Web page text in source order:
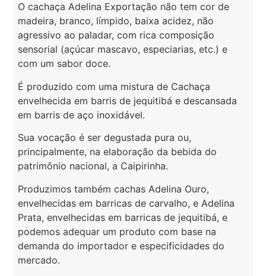
O cachaça Adelina Exportação não tem cor de
madeira, branco, límpido, baixa acidez, não
agressivo ao paladar, com rica composição
sensorial (açúcar mascavo, especiarias, etc.) e
com um sabor doce.
É produzido com uma mistura de Cachaça
envelhecida em barris de jequitibá e descansada
em barris de aço inoxidável.
Sua vocação é ser degustada pura ou,
principalmente, na elaboração da bebida do
patrimônio nacional, a Caipirinha.
Produzimos também cachas Adelina Ouro,
envelhecidas em barricas de carvalho, e Adelina
Prata, envelhecidas em barricas de jequitibá, e
podemos adequar um produto com base na
demanda do importador e especificidades do
mercado.